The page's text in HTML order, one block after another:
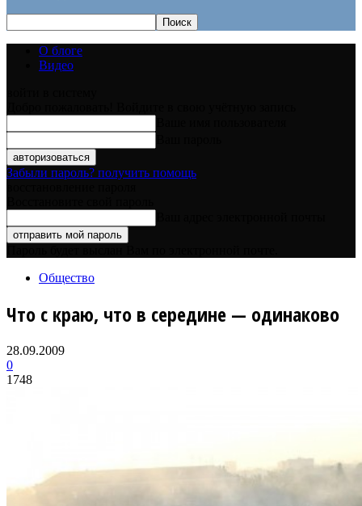
О блоге
Видео
Забыли пароль? получить помощь
Общество
Что с краю, что в середине — одинаково
28.09.2009
0
1748